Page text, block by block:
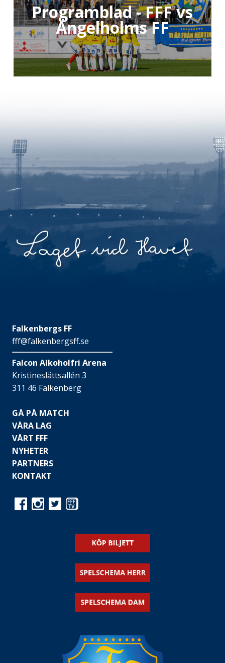
Programblad - FFF vs
Ängelholms FF
Falkenbergs FF
fff@falkenbergsff.se
Falcon Alkoholfri Arena
Kristineslättsallén 3
311 46 Falkenberg
GÅ PÅ MATCH
VÅRA LAG
VÅRT FFF
NYHETER
PARTNERS
KONTAKT